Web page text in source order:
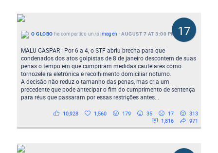
17
O GLOBO ha compartido un/a Imagen -AUGUST 7 AT 3:00 PM
MALU GASPAR | Por 6 a 4, o STF abriu brecha para que
condenados dos atos golpistas de 8 de janeiro descontem de suas
penas o tempo em que cumpriram medidas cautelares como
tornozeleira eletrônica e recolhimento domiciliar noturno.
A decisão não reduz o tamanho das penas, mas cria um
precedente que pode antecipar o fim do cumprimento de sentença
para réus que passaram por essas restrições antes...
10,928 1,560 179 35 17
313
1,816
971